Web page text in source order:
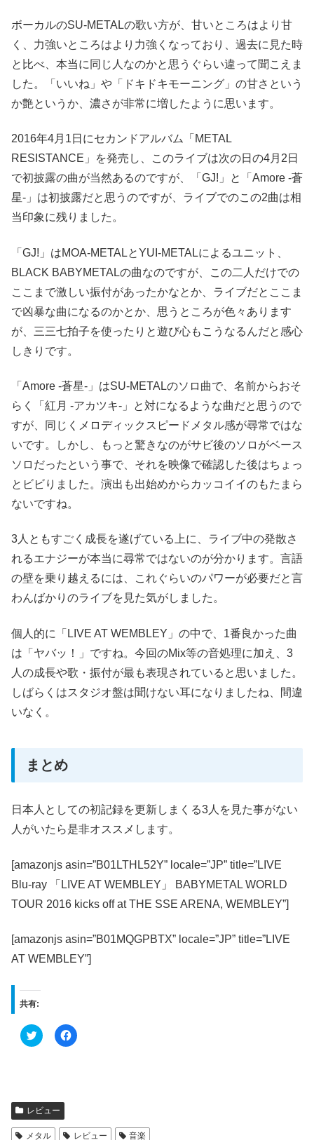
ボーカルのSU-METALの歌い方が、甘いところはより甘
く、力強いところはより力強くなっており、過去に見た時
と比べ、本当に同じ人なのかと思うぐらい違って聞こえま
した。「いいね」や「ドキドキモーニング」の甘さという
か艶というか、濃さが非常に増したように思います。
2016年4月1日にセカンドアルバム「METAL
RESISTANCE」を発売し、このライブは次の日の4月2日
で初披露の曲が当然あるのですが、「GJ!」と「Amore -蒼
星-」は初披露だと思うのですが、ライブでのこの2曲は相
当印象に残りました。
「GJ!」はMOA-METALとYUI-METALによるユニット、
BLACK BABYMETALの曲なのですが、この二人だけでの
ここまで激しい振付があったかなとか、ライブだとここま
で凶暴な曲になるのかとか、思うところが色々あります
が、三三七拍子を使ったりと遊び心もこうなるんだと感心
しきりです。
「Amore -蒼星-」はSU-METALのソロ曲で、名前からおそ
らく「紅月 -アカツキ-」と対になるような曲だと思うので
すが、同じくメロディックスピードメタル感が尋常ではな
いです。しかし、もっと驚きなのがサビ後のソロがベース
ソロだったという事で、それを映像で確認した後はちょっ
とビビりました。演出も出始めからカッコイイのもたまら
ないですね。
3人ともすごく成長を遂げている上に、ライブ中の発散さ
れるエナジーが本当に尋常ではないのが分かります。言語
の壁を乗り越えるには、これぐらいのパワーが必要だと言
わんばかりのライブを見た気がしました。
個人的に「LIVE AT WEMBLEY」の中で、1番良かった曲
は「ヤバッ！」ですね。今回のMix等の音処理に加え、3
人の成長や歌・振付が最も表現されていると思いました。
しばらくはスタジオ盤は聞けない耳になりましたね、間違
いなく。
まとめ
日本人としての初記録を更新しまくる3人を見た事がない
人がいたら是非オススメします。
[amazonjs asin=”B01LTHL52Y” locale=”JP” title=”LIVE
Blu-ray 「LIVE AT WEMBLEY」 BABYMETAL WORLD
TOUR 2016 kicks off at THE SSE ARENA, WEMBLEY”]
[amazonjs asin=”B01MQGPBTX” locale=”JP” title=”LIVE
AT WEMBLEY”]
共有:
ク
リ
i
t
t
e
r
F
a
す
る
レビュー
メタル レビュー 音楽